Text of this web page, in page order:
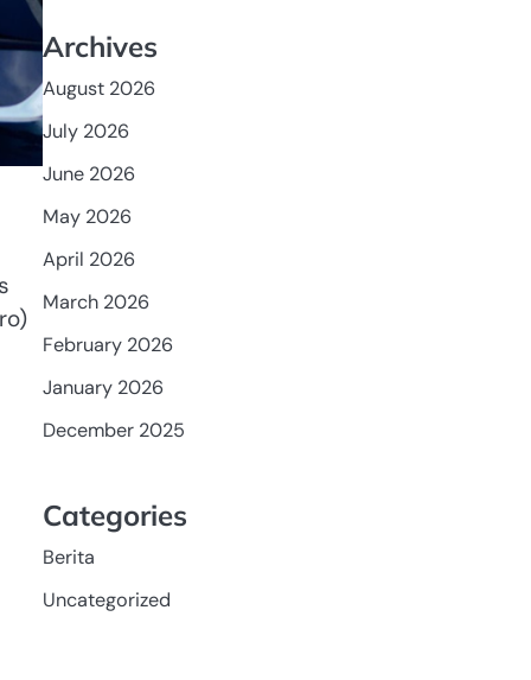
Archives
August 2026
July 2026
June 2026
May 2026
April 2026
March 2026
February 2026
January 2026
December 2025
Categories
Berita
Uncategorized